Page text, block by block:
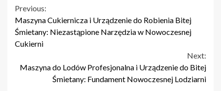
Continue
Reading
Previous:
Maszyna Cukiernicza i Urządzenie do Robienia Bitej
Śmietany: Niezastąpione Narzędzia w Nowoczesnej
Cukierni
Next:
Maszyna do Lodów Profesjonalna i Urządzenie do Bitej
Śmietany: Fundament Nowoczesnej Lodziarni